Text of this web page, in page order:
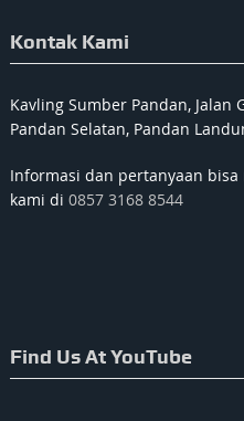
Kontak Kami
Kavling Sumber Pandan, Jalan
Pandan Selatan, Pandan
Informasi dan pertanyaan
kami di 0857 3168 8544
Find Us At YouTube